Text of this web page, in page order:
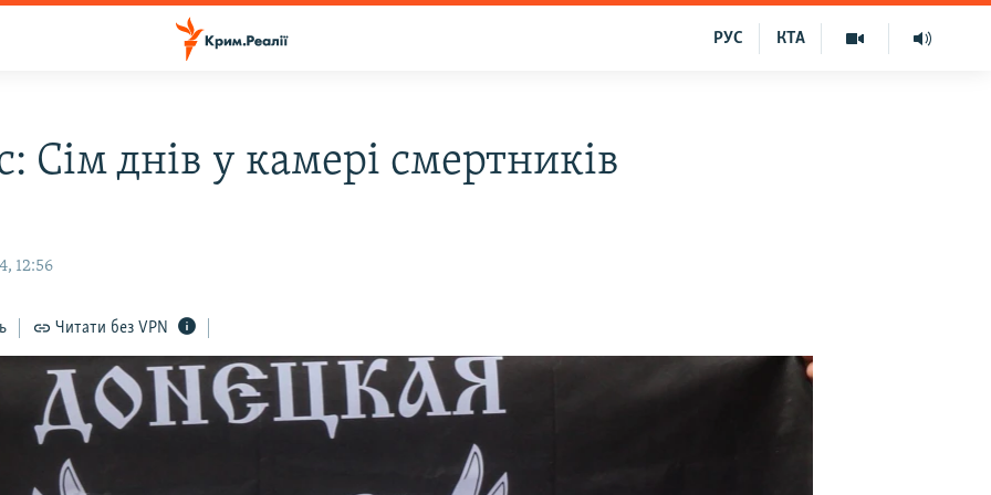
КТА
РУС
Сім днів у камері смертників
12:56
Читати без VPN